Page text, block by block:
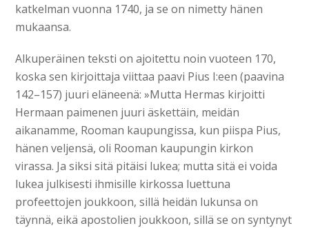
katkelman vuonna 1740, ja se on nimetty hänen
mukaansa.
Alkuperäinen teksti on ajoitettu noin vuoteen 170,
koska sen kirjoittaja viittaa paavi Pius I:een (paavina
142–157) juuri eläneenä: »Mutta Hermas kirjoitti
Hermaan paimenen juuri äskettäin, meidän
aikanamme, Rooman kaupungissa, kun piispa Pius,
hänen veljensä, oli Rooman kaupungin kirkon
virassa. Ja siksi sitä pitäisi lukea; mutta sitä ei voida
lukea julkisesti ihmisille kirkossa luettuna
profeettojen joukkoon, sillä heidän lukunsa on
täynnä, eikä apostolien joukkoon, sillä se on syntynyt